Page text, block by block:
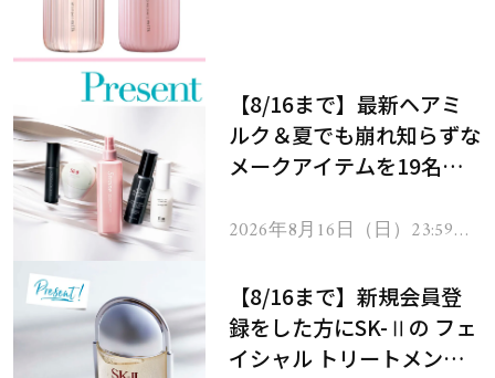
【8/16まで】最新ヘアミ
ルク＆夏でも崩れ知らずな
メークアイテムを19名様
2026年8月16日（日）23:59ま
【8/16まで】新規会員登
録をした方にSK-Ⅱの フェ
イシャル トリートメント